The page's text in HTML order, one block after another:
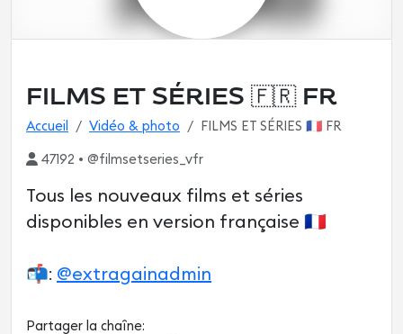
FILMS ET SÉRIES 🇫🇷 FR
Accueil Vidéo & photo FILMS ET SÉRIES 🇫🇷 FR
47192 • @filmsetseries_vfr
Tous les nouveaux films et séries
disponibles en version française 🇫🇷
📬: @extragainadmin
Partager la chaîne: